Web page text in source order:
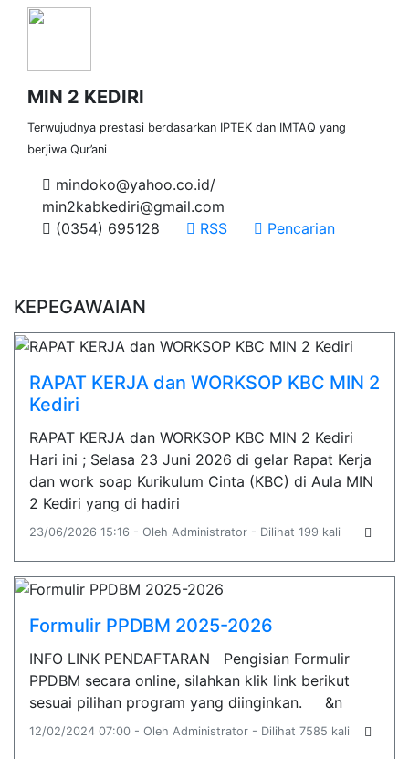
MIN 2 KEDIRI
Terwujudnya prestasi berdasarkan IPTEK dan IMTAQ yang
berjiwa Qur’ani
mindoko@yahoo.co.id/
min2kabkediri@gmail.com
(0354) 695128
RSS Pencarian
KEPEGAWAIAN
RAPAT KERJA dan WORKSOP KBC MIN 2
Kediri
RAPAT KERJA dan WORKSOP KBC MIN 2 Kediri
Hari ini ; Selasa 23 Juni 2026 di gelar Rapat Kerja
dan work soap Kurikulum Cinta (KBC) di Aula MIN
2 Kediri yang di hadiri
23/06/2026 15:16 - Oleh Administrator - Dilihat 199 kali
Formulir PPDBM 2025-2026
INFO LINK PENDAFTARAN Pengisian Formulir
PPDBM secara online, silahkan klik link berikut
sesuai pilihan program yang diinginkan. &n
12/02/2024 07:00 - Oleh Administrator - Dilihat 7585 kali